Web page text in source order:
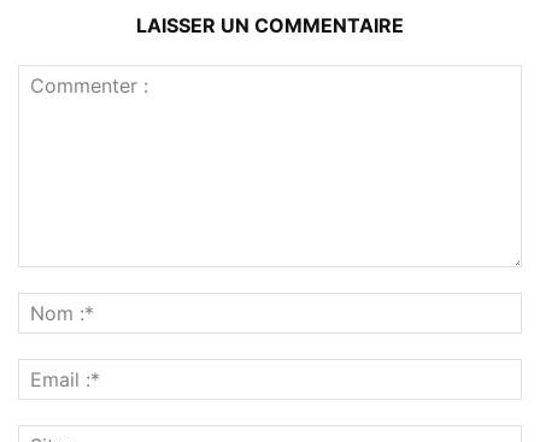
LAISSER UN COMMENTAIRE